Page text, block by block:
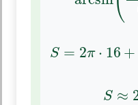
S = 2π ⋅ 16 +
S ≈
S